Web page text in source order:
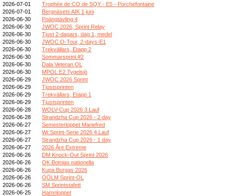
2026-07-01
Trophée de CO de SQY - E5 - Porchefontaine
2026-07-01
Bergnäsets AIK 1 juni
2026-06-30
Poängtävling 4
2026-06-30
JWOC 2026, Sprint Relay
2026-06-30
Tjust 2-dagars, dag 1, medel
2026-06-30
JWOC O-Tour, 2-days-E1
2026-06-30
Trekvällars, Etapp 2
2026-06-30
Sommarsprint #2
2026-06-30
Dala Veteran OL
2026-06-30
MPOL E2 Tygelsjö
2026-06-29
JWOC 2026 Sprint
2026-06-29
Tjustsprinten
2026-06-29
Trekvällars, Etapp 1
2026-06-29
Tjustsprinten
2026-06-28
WOLV-Cup 2026 3.Lauf
2026-06-28
Strandzha Cup 2026 - 2 day
2026-06-27
Semesterloppet Mariefred
2026-06-27
Wr.Sprint-Serie 2026 4.Lauf
2026-06-27
Strandzha Cup 2026 - 1 day
2026-06-27
2026 Åre Extreme
2026-06-26
DM Knock-Out Sprint 2026
2026-06-26
OK Botnias nationella
2026-06-26
Kupa Burgas 2026
2026-06-26
OÖLM Sprint-OL
2026-06-26
SM Sprintstafett
2026-06-25
Hamnloppet